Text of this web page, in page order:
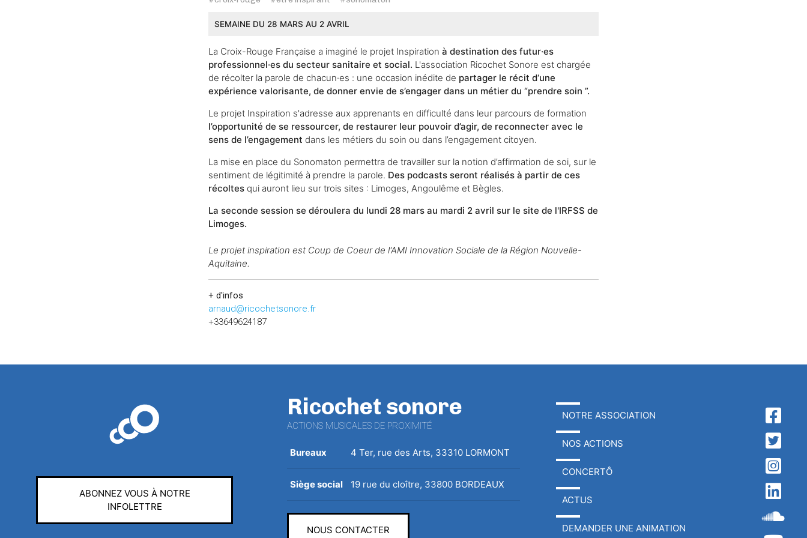
SEMAINE DU 28 MARS AU 2 AVRIL
La Croix-Rouge Française a imaginé le projet Inspirationà destination des futur·es
professionnel·es du secteur sanitaire et social. L'association Ricochet Sonore est chargée
de récolter la parole de chacun·es : une occasion inédite de partager le récit d‘une
expérience valorisante, de donner envie de s’engager dans un métier du “prendre soin ”.
Le projet Inspiration s'adresse aux apprenants en difficulté dans leur parcours de formation
l’opportunité de se ressourcer, de restaurer leur pouvoir d’agir, de reconnecter avec le
sens de l’engagement dans les métiers du soin ou dans l’engagement citoyen.
La mise en place du Sonomaton permettra de travailler sur la notion d’affirmation de soi, sur le
sentiment de légitimité à prendre la parole. Des podcasts seront réalisés à partir de ces
récoltes qui auront lieu sur trois sites : Limoges, Angoulême et Bègles.
La seconde session se déroulera du lundi 28 mars au mardi 2 avril sur le site de l'IRFSS de
Limoges.
Le projet inspiration est Coup de Coeur de l'AMI Innovation Sociale de la Région Nouvelle-
Aquitaine.
+ d'infos
arnaud@ricochetsonore.fr
+33649624187
ABONNEZ VOUS À NOTRE
INFOLETTRE
Ricochet sonore
ACTIONS MUSICALES DE PROXIMITÉ
Bureaux 4 Ter, rue des Arts, 33310 LORMONT
Siège social 19 rue du cloître, 33800 BORDEAUX
NOUS CONTACTER
NOTRE ASSOCIATION
NOS ACTIONS
CONCERTÔ
ACTUS
DEMANDER UNE ANIMATION